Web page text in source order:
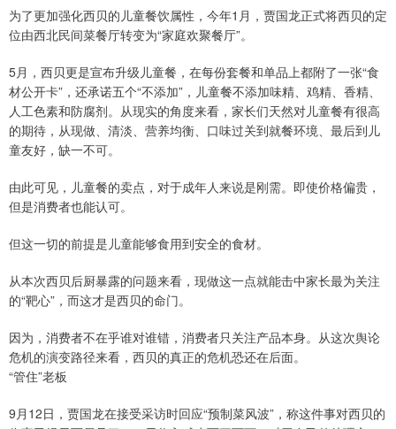
为了更加强化西贝的儿童餐饮属性，今年1月，贾国龙正式将西贝的定
位由西北民间菜餐厅转变为“家庭欢聚餐厅”。
5月，西贝更是宣布升级儿童餐，在每份套餐和单品上都附了一张“食
材公开卡”，还承诺五个“不添加”，儿童餐不添加味精、鸡精、香精、
人工色素和防腐剂。从现实的角度来看，家长们天然对儿童餐有很高
的期待，从现做、清淡、营养均衡、口味过关到就餐环境、最后到儿
童友好，缺一不可。
由此可见，儿童餐的卖点，对于成年人来说是刚需。即使价格偏贵，
但是消费者也能认可。
但这一切的前提是儿童能够食用到安全的食材。
从本次西贝后厨暴露的问题来看，现做这一点就能击中家长最为关注
的“靶心”，而这才是西贝的命门。
因为，消费者不在乎谁对谁错，消费者只关注产品本身。从这次舆论
危机的演变路径来看，西贝的真正的危机恐还在后面。
“管住”老板
9月12日，贾国龙在接受采访时回应“预制菜风波”，称这件事对西贝的